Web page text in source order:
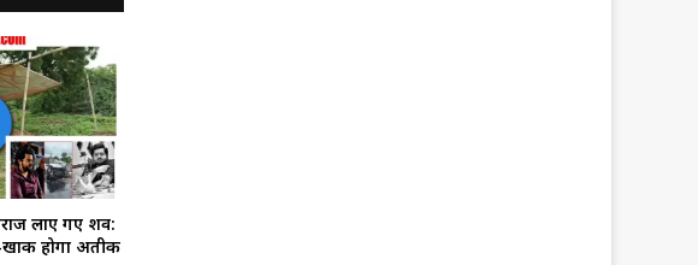
लाए गए शव:
खाक होगा अतीक